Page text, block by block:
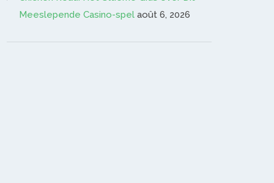
Meeslepende Casino-spel août 6, 2026